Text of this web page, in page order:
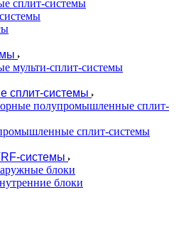
сплит-системы
мульти-сплит-системы
сплит-системы
полупромышленные сплит-
сплит-системы
системы
блоки
блоки